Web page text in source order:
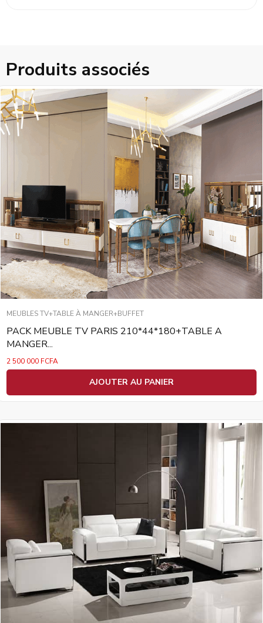
Produits associés
MEUBLES TV+TABLE À MANGER+BUFFET
PACK MEUBLE TV PARIS 210*44*180+TABLE A
MANGER...
2 500 000 FCFA
AJOUTER AU PANIER